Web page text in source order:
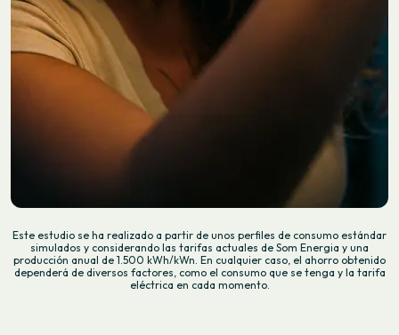
Este estudio se ha realizado a partir de unos perfiles de consumo estándar
simulados y considerando las tarifas actuales de Som Energia y una
producción anual de 1.500 kWh/kWn. En cualquier caso, el ahorro obtenido
dependerá de diversos factores, como el consumo que se tenga y la tarifa
eléctrica en cada momento.